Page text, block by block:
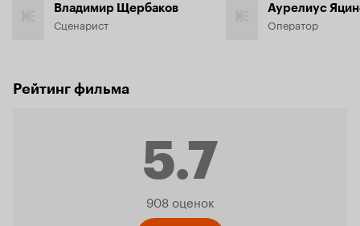
Владимир Щербаков
Сценарист
Аурелиус
Оператор
Рейтинг фильма
5.7
Рейтинг
908 оценок